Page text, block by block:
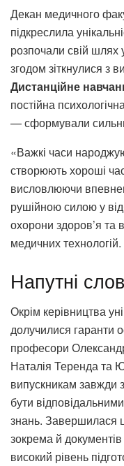
Декан медичного
підкреслила
розпочали свій шлях
згодом зіткнулися з
Дистанційне
постійна
— сформували
«Важкі часи
створюють хороші
висловлюючи
рушійною силою у
охорони здоров’я та
медичних технологій.
Напутні
Окрім керівництва
долучилися гаранти
професори
Наталія Теренда та
випускникам завжди
бути
знань. Завершилася
зокрема й
високий рівень